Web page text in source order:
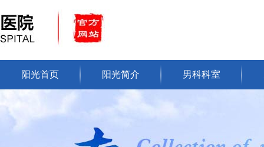
阳光首页 阳光简介 男科科室